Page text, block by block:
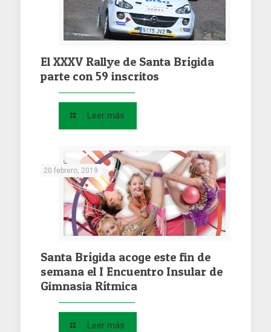
El XXXV Rallye de Santa Brígida
parte con 59 inscritos
Leer más
20 febrero, 2019
Santa Brígida acoge este fin de
semana el I Encuentro Insular de
Gimnasia Rítmica
Leer más